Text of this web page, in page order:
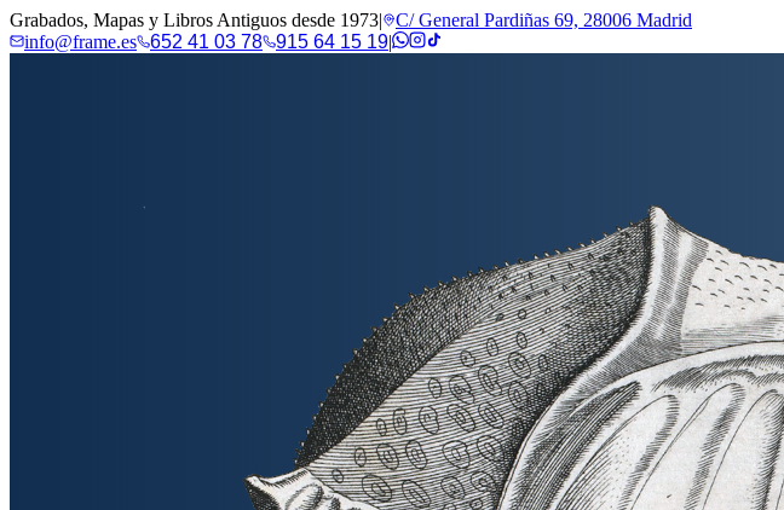
Grabados, Mapas y Libros Antiguos desde 1973|
C/ General Pardiñas 69, 28006 Madrid
info@frame.es
652 41 03 78 915 64 15 19|